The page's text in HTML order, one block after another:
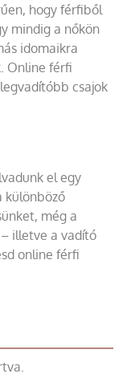
hogy férfiből
mindig a nőkön
idomaikra
Online férfi
csajok
el egy
különböző
még a
illetve a vadító
online férfi